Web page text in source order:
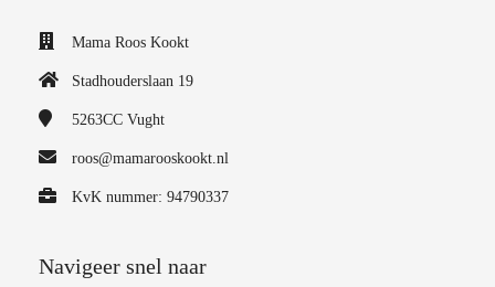
Mama Roos Kookt
Stadhouderslaan 19
5263CC Vught
roos@mamarooskookt.nl
KvK nummer: 94790337
Navigeer snel naar